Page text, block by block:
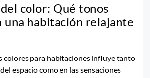
color: Qué tonos
una habitación relajante
colores para habitaciones influye tanto
espacio como en las sensaciones